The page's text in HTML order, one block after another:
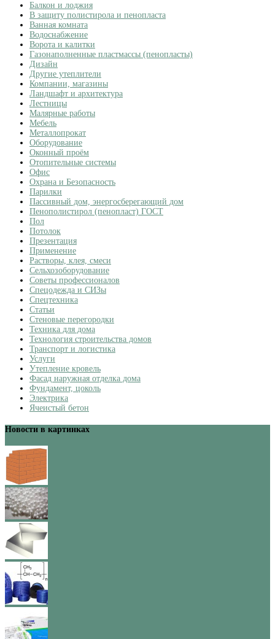
Балкон и лоджия
В защиту полистирола и пенопласта
Ванная комната
Водоснабжение
Ворота и калитки
Газонаполненные пластмассы (пенопласты)
Дизайн
Другие утеплители
Компании, магазины
Ландшафт и архитектура
Лестницы
Малярные работы
Мебель
Металлопрокат
Оборудование
Оконный проём
Отопительные системы
Офис
Охрана и Безопасность
Парилки
Пассивный дом, энергосберегающий дом
Пенополистирол (пенопласт) ГОСТ
Пол
Потолок
Презентация
Применение
Растворы, клея, смеси
Сельхозоборудование
Советы профессионалов
Спецодежда и СИЗы
Спецтехника
Статьи
Стеновые перегородки
Техника для дома
Технология строительства домов
Транспорт и логистика
Услуги
Утепление кровель
Фасад наружная отделка дома
Фундамент, цоколь
Электрика
Ячеистый бетон
Новости в картинках